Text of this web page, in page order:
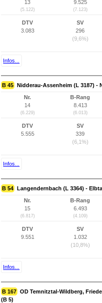
13
(5.122)
9.525
(7.123)
DTV
3.083
SV
296
(9,6%)
Infos...
B 45 Nidderau-Assenheim (L 3187) -
Nr.
14
(6.229)
B-Rang
8.413
(6.013)
DTV
5.555
SV
339
(6,1%)
Infos...
B 54 Langendernbach (L 3364) -
Nr.
15
(6.817)
B-Rang
6.493
(4.109)
DTV
9.551
SV
1.032
(10,8%)
Infos...
B 167 OD Temnitztal-Wildberg,
(B 5)